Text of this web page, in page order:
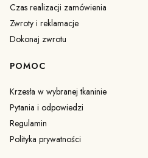
Czas realizacji zamówienia
Zwroty i reklamacje
Dokonaj zwrotu
POMOC
Krzesła w wybranej tkaninie
Pytania i odpowiedzi
Regulamin
Polityka prywatności